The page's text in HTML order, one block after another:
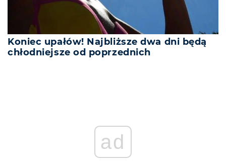
Koniec upałów! Najbliższe dwa dni będą
chłodniejsze od poprzednich